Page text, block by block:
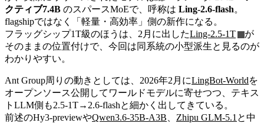
クティブ7.4B のスパースMoEで、呼称は Ling-2.6-flash。
flagshipではなく「軽量・高効率」側の新作になる。
フラッグシップ1T級のほうは、2月に出したLing-2.5-1T
が
そのままの位置付けで、今回は同系統の小型派生と見るのが
わかりやすい。
Ant Group周りの動きとしては、2026年2月にLingBot-Worldを
オープンソース公開してワールドモデルに寄せつつ、テキス
トLLM側も2.5-1T→2.6-flashと細かく出してきている。
前述のHy3-previewやQwen3.6-35B-A3B Zhipu GLM-5.1 と中